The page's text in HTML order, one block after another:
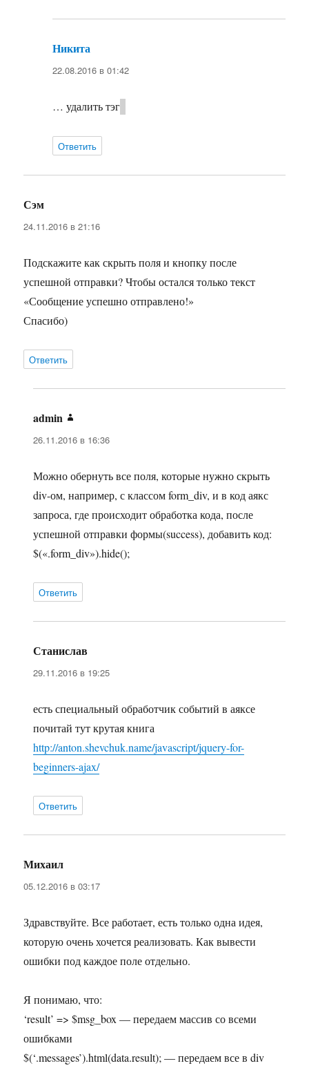
Никита
22.08.2016 в 01:42
… удалить тэг
Ответить
Сэм
24.11.2016 в 21:16
Подскажите как скрыть поля и кнопку после
успешной отправки? Чтобы остался только текст
«Сообщение успешно отправлено!»
Спасибо)
Ответить
admin
26.11.2016 в 16:36
Можно обернуть все поля, которые нужно скрыть
div-ом, например, с классом form_div, и в код аякс
запроса, где происходит обработка кода, после
успешной отправки формы(success), добавить код:
$(«.form_div»).hide();
Ответить
Станислав
29.11.2016 в 19:25
есть специальный обработчик событий в аяксе
почитай тут крутая книга
http://anton.shevchuk.name/javascript/jquery-for-
beginners-ajax/
Ответить
Михаил
05.12.2016 в 03:17
Здравствуйте. Все работает, есть только одна идея,
которую очень хочется реализовать. Как вывести
ошибки под каждое поле отдельно.
Я понимаю, что:
‘result’ => $msg_box — передаем массив со всеми
ошибками
$(‘.messages’).html(data.result); — передаем все в div